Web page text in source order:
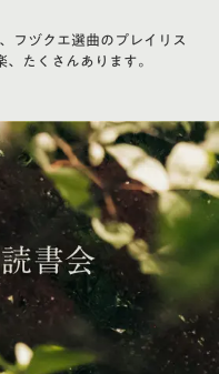
フヅクエ選曲のプレイリス
、たくさんあります。